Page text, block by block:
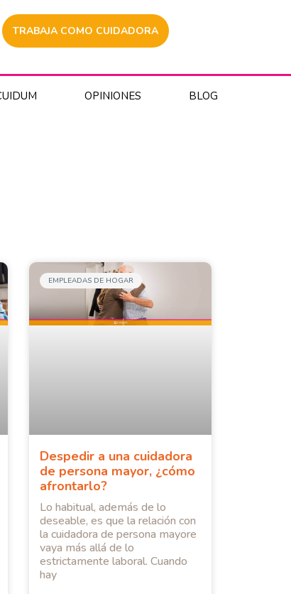
TRABAJA COMO CUIDADORA
OPINIONES BLOG
EMPLEADAS DE HOGAR
Despedir a una cuidadora
de persona mayor, ¿cómo
afrontarlo?
Lo habitual, además de lo
deseable, es que la relación con
la cuidadora de persona mayore
vaya más allá de lo
estrictamente laboral. Cuando
hay